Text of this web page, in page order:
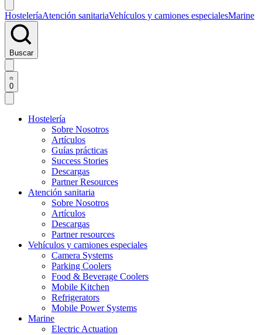
HosteleríaAtención sanitariaVehículos y camiones especialesMarine
Buscar
0
Hostelería
Sobre Nosotros
Artículos
Guías prácticas
Success Stories
Descargas
Partner Resources
Atención sanitaria
Sobre Nosotros
Artículos
Descargas
Partner resources
Vehículos y camiones especiales
Camera Systems
Parking Coolers
Food & Beverage Coolers
Mobile Kitchen
Refrigerators
Mobile Power Systems
Marine
Electric Actuation